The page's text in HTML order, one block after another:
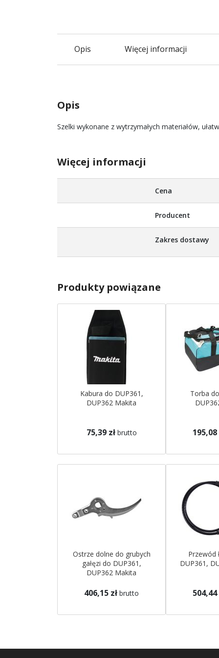
Opis Więcej informacji
Opis
Szelki wykonane z wytrzymałych materiałów,
Więcej informacji
Cena
Producent
Zakres dostawy
Produkty powiązane
Kabura do DUP361,
DUP362 Makita
75,39 zł brutto
Torba
195,08
Ostrze dolne do grubych
gałęzi do DUP361,
DUP362 Makita
406,15 zł brutto
Przewód
DUP361,
504,44